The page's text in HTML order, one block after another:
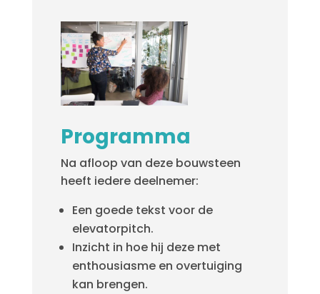
Programma
Na afloop van deze bouwsteen
heeft iedere deelnemer:
Een goede tekst voor de
elevatorpitch.
Inzicht in hoe hij deze met
enthousiasme en overtuiging
kan brengen.